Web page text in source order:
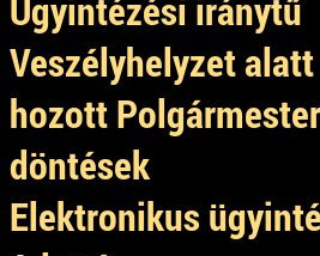
Veszélyhelyzet alatt
hozott
döntések
Elektronikus